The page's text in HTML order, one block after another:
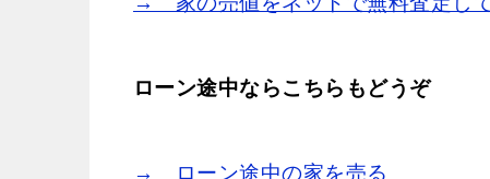
ローン途中ならこちらもどうぞ
→ ローン途中の家を売る